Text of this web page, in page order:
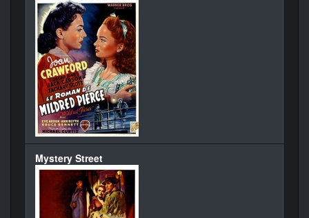
Mystery Street